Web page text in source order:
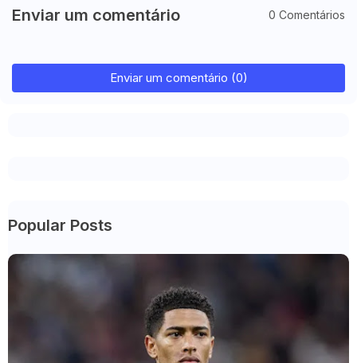
Enviar um comentário 0 Comentários
Enviar um comentário (0)
Popular Posts